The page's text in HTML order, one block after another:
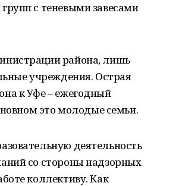
с теневыми завесами
района, лишь
учреждения. Острая
к Уфе – ежегодный
это молодые семьи.
деятельность
со стороны надзорных
коллективу. Как